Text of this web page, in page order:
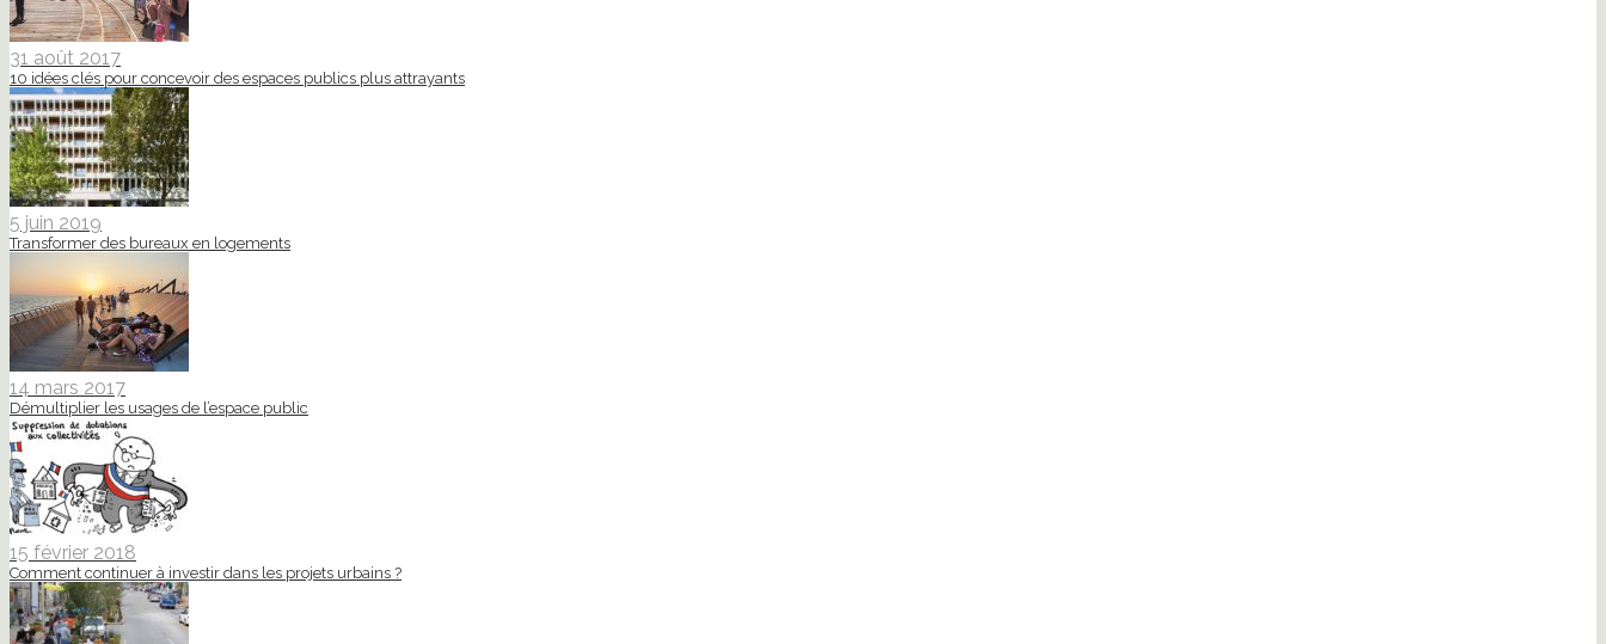
31 août 2017
10 idées clés pour concevoir des espaces publics plus attrayants
5 juin 2019
Transformer des bureaux en logements
14 mars 2017
Démultiplier les usages de l’espace public
15 février 2018
Comment continuer à investir dans les projets urbains ?